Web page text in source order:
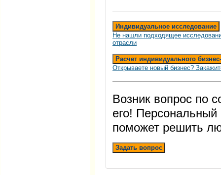
Индивидуальное исследование
Не нашли подходящее
отрасли
Расчет индивидуального
Открываете новый бизнес?
Возник вопрос по
его!
поможет решить
Задать вопрос